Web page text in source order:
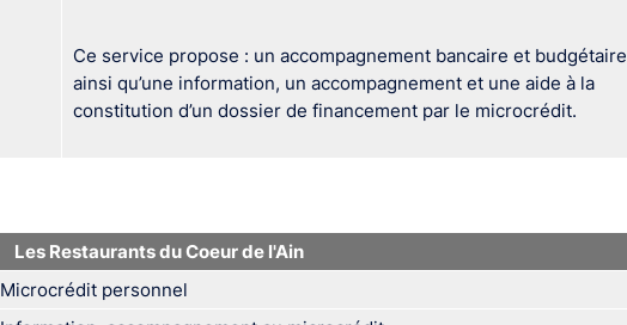
Ce service propose : un accompagnement bancaire et budgétaire
ainsi qu’une information, un accompagnement et une aide à la
constitution d’un dossier de financement par le microcrédit.
Les Restaurants du Coeur de l'Ain
Microcrédit personnel